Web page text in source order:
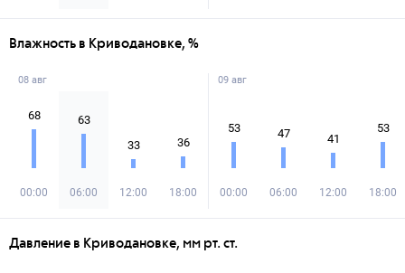
Влажность в Криводановке, %
08 авг
68
00:00
63
06:00
33
12:00
36
18:00
09 авг
53
00:00
47
06:00
41
12:00
53
18:00
Давление в Криводановке, мм рт. ст.